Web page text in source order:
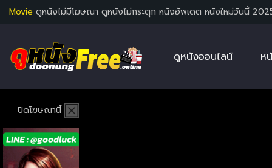
Movie ดูหนังไม่มีโฆษณา ดูหนังไม่กระตุก หนังอัพเดต หนังใหม่วันนี้
ดูหนังออนไลน์ ห
ปิดโฆษณานี้